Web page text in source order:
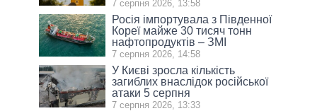
7 серпня 2026, 13:58
Росія імпортувала з Південної
Кореї майже 30 тисяч тонн
нафтопродуктів – ЗМІ
7 серпня 2026, 14:58
У Києві зросла кількість
загиблих внаслідок російської
атаки 5 серпня
7 серпня 2026, 13:33